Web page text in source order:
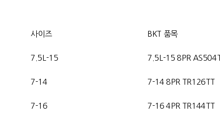
사이즈 BKT 품목
7.5L-15 7.5L-15 8PR
7-14 7-14 8PR TR126TT
7-16 7-16 4 PR TR144TT